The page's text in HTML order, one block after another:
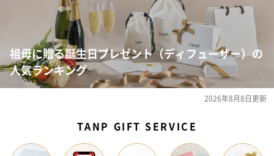
祖母に贈る誕生日プレゼント（ディフューザー）の
人気ランキング
2026年8月8日更新
TANP GIFT SERVICE